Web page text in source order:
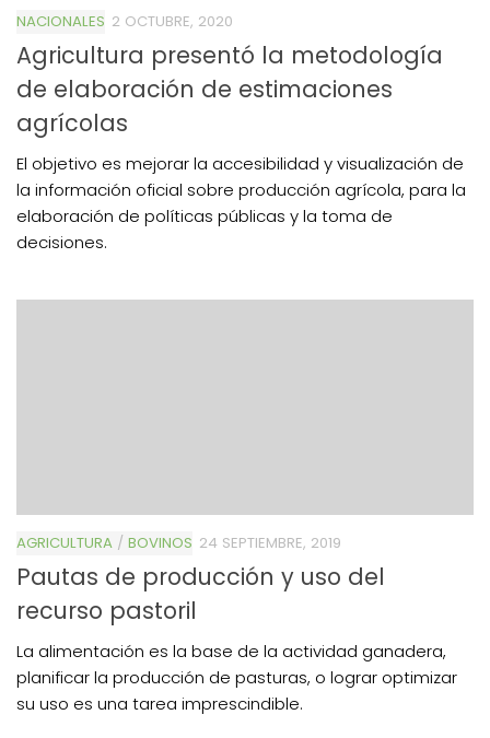
NACIONALES 2 OCTUBRE, 2020
Agricultura presentó la metodología
de elaboración de estimaciones
agrícolas
El objetivo es mejorar la accesibilidad y visualización de
la información oficial sobre producción agrícola, para la
elaboración de políticas públicas y la toma de
decisiones.
AGRICULTURA / BOVINOS 24 SEPTIEMBRE, 2019
Pautas de producción y uso del
recurso pastoril
La alimentación es la base de la actividad ganadera,
planificar la producción de pasturas, o lograr optimizar
su uso es una tarea imprescindible.